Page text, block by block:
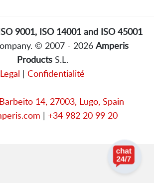
9001, ISO 14001 and ISO 45001
© 2007 - 2026 Amperis
ProductsS.L.
Legal | Confidentialité
14, 27003, Lugo, Spain
| +34 982 20 99 20